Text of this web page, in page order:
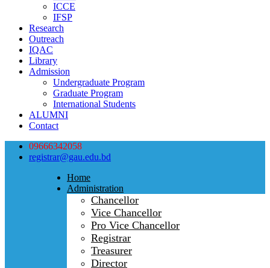
ICCE
IFSP
Research
Outreach
IQAC
Library
Admission
Undergraduate Program
Graduate Program
International Students
ALUMNI
Contact
09666342058
registrar@gau.edu.bd
Home
Administration
Chancellor
Vice Chancellor
Pro Vice Chancellor
Registrar
Treasurer
Director